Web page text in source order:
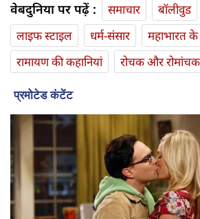
वेबदुनिया पर पढ़ें : समाचार बॉलीवुड
लाइफ स्‍टाइल
धर्म-संसार
महाभारत
रामायण की कहानियां
रोचक और रोमांचक